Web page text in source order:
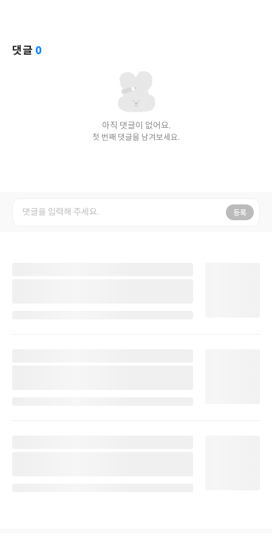
댓글 0
아직 댓글이 없어요.
첫 번째 댓글을 남겨보세요.
등록